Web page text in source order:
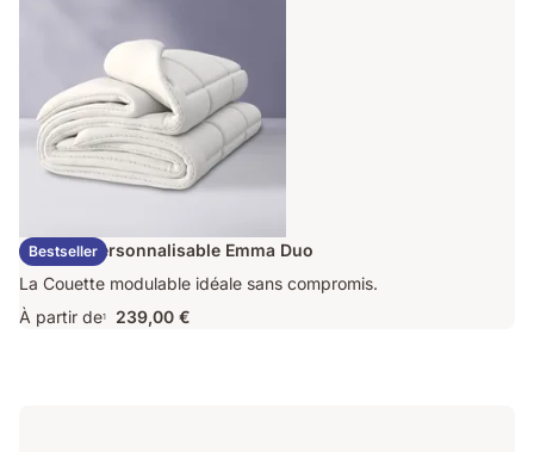
Bestseller
Couette Personnalisable Emma Duo
La Couette modulable idéale sans compromis.
À partir de1 239,00 €